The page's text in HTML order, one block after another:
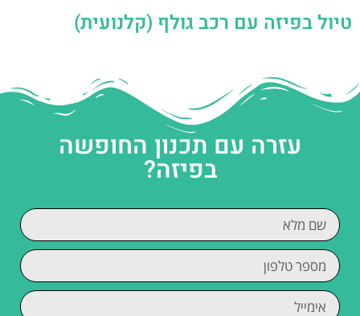
טיול בפיזה עם רכב גולף (קלנועית)
עזרה עם תכנון החופשה
בפיזה?